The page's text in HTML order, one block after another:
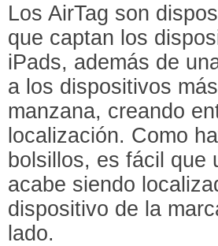
Los AirTag son
que captan los
iPads, además de
a los dispositivos
manzana, creando
localización. Como
bolsillos, es fácil que
acabe siendo
dispositivo de la
lado.